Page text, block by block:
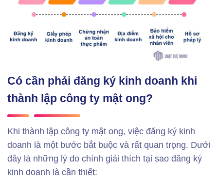
Có cần phải đăng ký kinh doanh khi
thành lập công ty mật ong?
Khi thành lập công ty mật ong, việc đăng ký kinh
doanh là một bước bắt buộc và rất quan trọng. Dưới
đây là những lý do chính giải thích tại sao đăng ký
kinh doanh là cần thiết: